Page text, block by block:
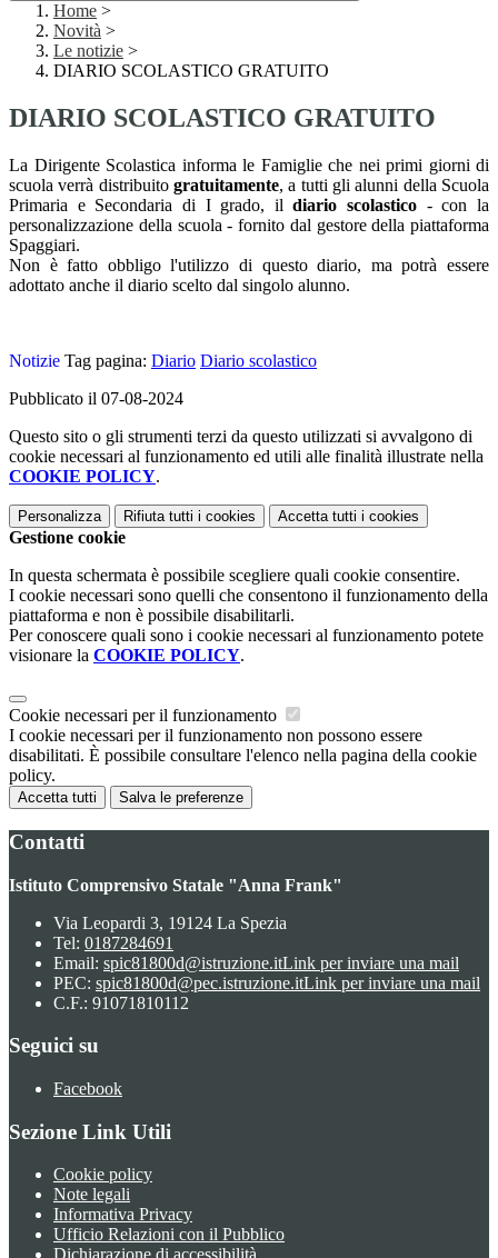
Home >
Novità >
Le notizie >
DIARIO SCOLASTICO GRATUITO
DIARIO SCOLASTICO GRATUITO
La Dirigente Scolastica informa le Famiglie che nei primi giorni di
scuola verrà distribuito gratuitamente, a tutti gli alunni della Scuola
Primaria e Secondaria di I grado, ildiario scolastico - con la
personalizzazione della scuola - fornito dal gestore della piattaforma
Spaggiari.
Non è fatto obbligo l'utilizzo di questo diario, ma potrà essere
adottato anche il diario scelto dal singolo alunno.
Notizie Tag pagina: Diario Diario scolastico
Pubblicato il 07-08-2024
Questo sito o gli strumenti terzi da questo utilizzati si avvalgono di
cookie necessari al funzionamento ed utili alle finalità illustrate nella
COOKIE POLICY.
Personalizza Rifiuta tutti i cookies Accetta tutti i cookies
Gestione cookie
In questa schermata è possibile scegliere quali cookie consentire.
I cookie necessari sono quelli che consentono il funzionamento della
piattaforma e non è possibile disabilitarli.
Per conoscere quali sono i cookie necessari al funzionamento potete
visionare la COOKIE POLICY.
Cookie necessari per il funzionamento
I cookie necessari per il funzionamento non possono essere
disabilitati. È possibile consultare l'elenco nella pagina della cookie
policy.
Accetta tutti Salva le preferenze
Contatti
Istituto Comprensivo Statale "Anna Frank"
Via Leopardi 3, 19124 La Spezia
Tel: 0187284691
Email: spic81800d@istruzione.itLink per inviare una mail
PEC: spic81800d@pec.istruzione.itLink per inviare una mail
C.F.: 91071810112
Seguici su
Facebook
Sezione Link Utili
Cookie policy
Note legali
Informativa Privacy
Ufficio Relazioni con il Pubblico